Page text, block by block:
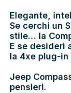
Elegante,
Se cerchi un
stile… la
E se desideri
la 4xe plug-in
Jeep
pensieri.